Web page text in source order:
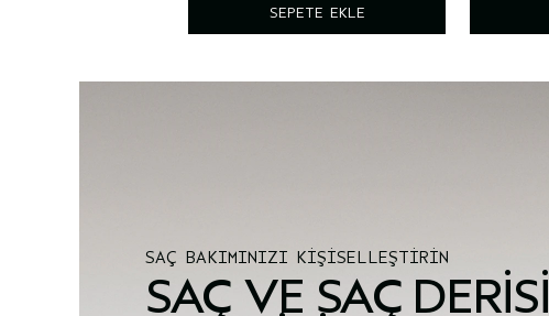
SEPETE EKLE
SAÇ BAKIMINIZI KİŞİSELLEŞTİRİN
SAÇ VE SAÇ DERISI